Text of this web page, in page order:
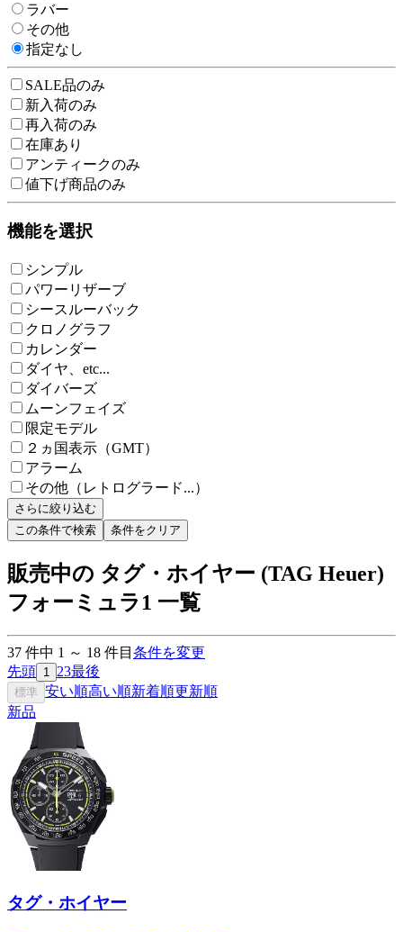
ラバー
その他
指定なし
SALE品のみ
新入荷のみ
再入荷のみ
在庫あり
アンティークのみ
値下げ商品のみ
機能を選択
シンプル
パワーリザーブ
シースルーバック
クロノグラフ
カレンダー
ダイヤ、etc...
ダイバーズ
ムーンフェイズ
限定モデル
２ヵ国表示（GMT）
アラーム
その他（レトログラード...）
さらに絞り込む
この条件で検索
条件をクリア
販売中の タグ・ホイヤー (TAG Heuer)
フォーミュラ1 一覧
37 件中 1 ～ 18 件目 条件を変更
先頭 1 23最後
標準 安い順高い順新着順更新順
新品
タグ・ホイヤー